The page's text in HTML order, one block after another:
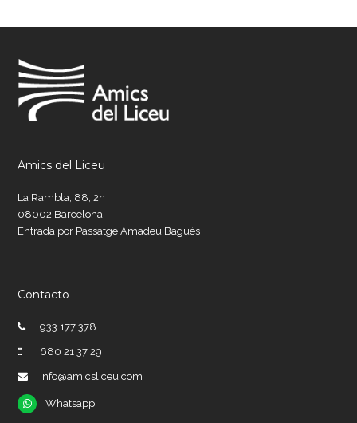
Amics del Liceu
La Rambla, 88, 2n
08002 Barcelona
Entrada por Passatge Amadeu Bagués
Contacto
933 177 378
680 21 37 29
info@amicsliceu.com
Whatsapp
Whatsapp